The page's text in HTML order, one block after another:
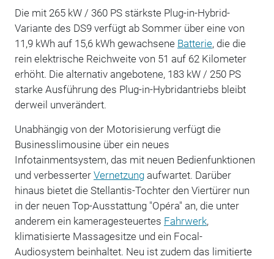
Die mit 265 kW / 360 PS stärkste Plug-in-Hybrid-
Variante des DS9 verfügt ab Sommer über eine von
11,9 kWh auf 15,6 kWh gewachsene Batterie, die die
rein elektrische Reichweite von 51 auf 62 Kilometer
erhöht. Die alternativ angebotene, 183 kW / 250 PS
starke Ausführung des Plug-in-Hybridantriebs bleibt
derweil unverändert.
Unabhängig von der Motorisierung verfügt die
Businesslimousine über ein neues
Infotainmentsystem, das mit neuen Bedienfunktionen
und verbesserter Vernetzungaufwartet. Darüber
hinaus bietet die Stellantis-Tochter den Viertürer nun
in der neuen Top-Ausstattung "Opéra" an, die unter
anderem ein kameragesteuertes Fahrwerk,
klimatisierte Massagesitze und ein Focal-
Audiosystem beinhaltet. Neu ist zudem das limitierte